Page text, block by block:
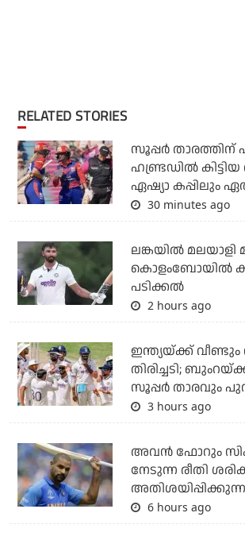
RELATED STORIES
സൂപ്പര്‍ താരത്തിന്
ഹണ്ട്രഡില്‍ കിട്ടിയ
ഏഷ്യാ കപ്പിലും
30 minutes ago
ലങ്കയില്‍ മലയാളി
കൊളംബോയിൽ
പടിക്കല്‍
2 hours ago
ഇന്ത്യയ്ക്ക്
തിരിച്ചടി;
സൂപ്പര്‍ താരവും
3 hours ago
അവന്‍ ഫോറും
നേടുന്ന രീതി
6 hours ago